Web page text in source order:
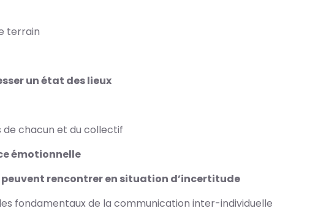
terrain
un état des lieux
de chacun et du collectif
émotionnelle
peuvent rencontrer en situation d’incertitude
fondamentaux de la communication inter-individuelle